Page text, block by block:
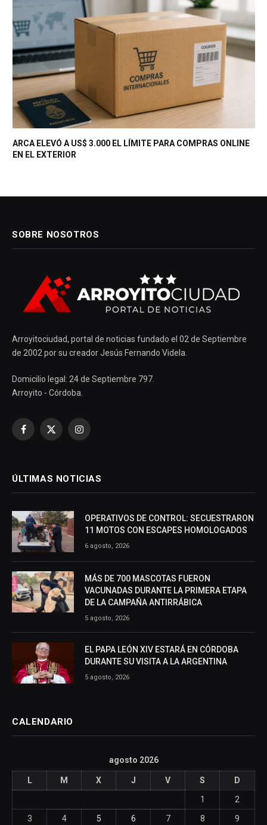
ARCA ELEVÓ A US$ 3.000 EL LÍMITE PARA COMPRAS ONLINE
EN EL EXTERIOR
SOBRE NOSOTROS
Arroyitociudad, portal de noticias fundado el 02 de Septiembre
de 2002 por su creador Jesús Fernando Videla.
Domicilio legal: 24 de Septiembre 797.
Arroyito - Córdoba.
Facebook
X
Instagram
ÚLTIMAS NOTICIAS
OPERATIVOS DE CONTROL: SECUESTRARON
11 MOTOS CON ESCAPES HOMOLOGADOS
6 agosto, 2026
MÁS DE 700 MASCOTAS FUERON
VACUNADAS DURANTE LA PRIMERA ETAPA
DE LA CAMPAÑA ANTIRRÁBICA
5 agosto, 2026
EL PAPA LEÓN XIV ESTARÁ EN CÓRDOBA
DURANTE SU VISITA A LA ARGENTINA
5 agosto, 2026
CALENDARIO
agosto 2026
L M X J V S
D
1
2
3
4 5 6 7 8 9